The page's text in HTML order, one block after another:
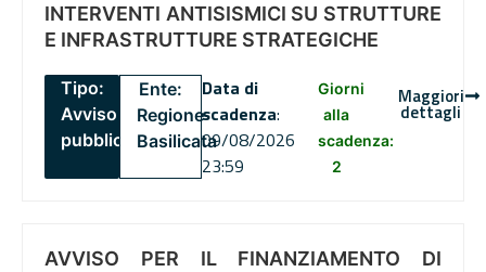
INTERVENTI ANTISISMICI SU STRUTTURE
E INFRASTRUTTURE STRATEGICHE
Tipo:
Avviso
pubblico
Ente:
Regione
Basilicata
Data di
scadenza:
09/08/2026
23:59
Giorni
alla
scadenza:
2
Maggiori
dettagli
AVVISO PER IL FINANZIAMENTO DI